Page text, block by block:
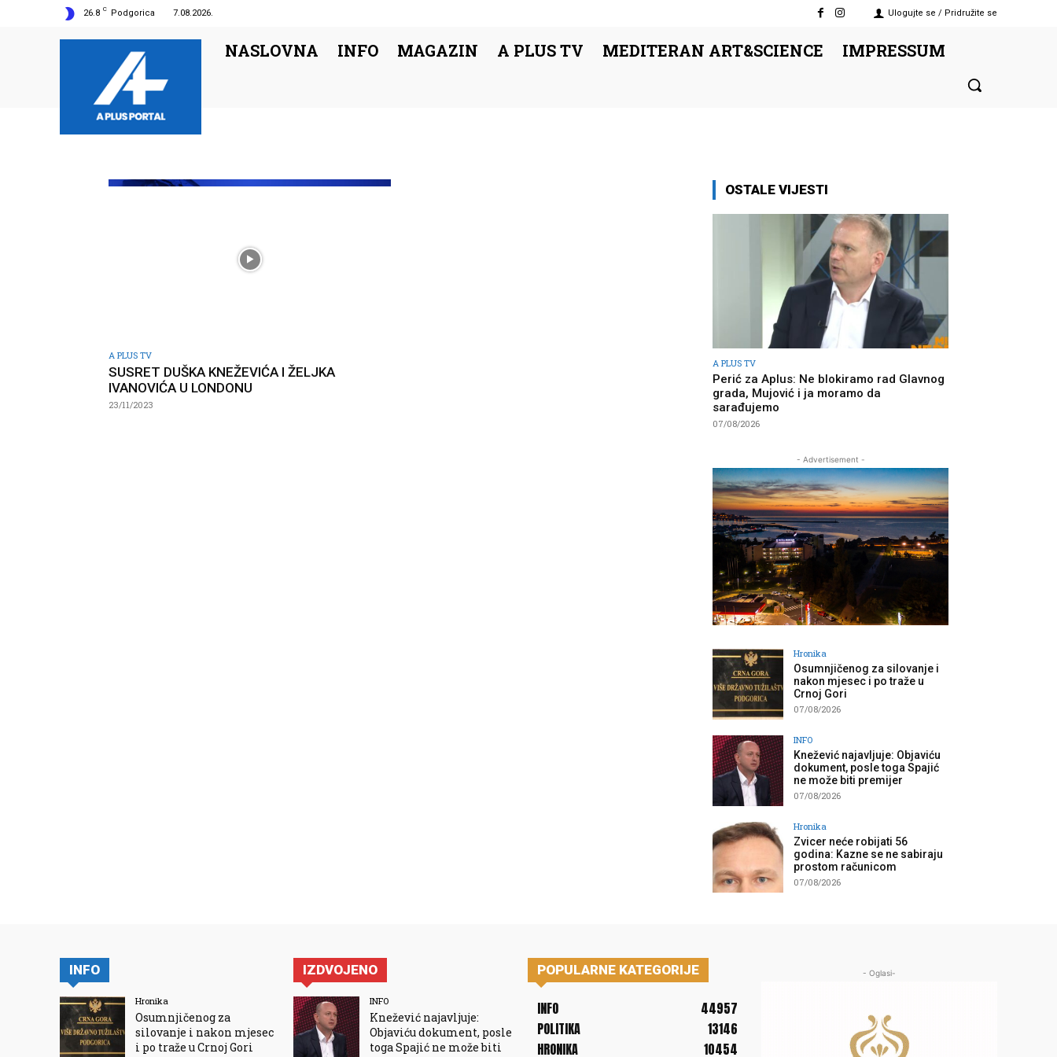
26.8 C Podgorica 7.08.2026. Ulogujte se / Pridružite se
NASLOVNA INFO MAGAZIN A PLUS TV MEDITERAN ART&SCIENCE IMPRESSUM
A PLUS TV
SUSRET DUŠKA KNEŽEVIĆA I ŽELJKA
IVANOVIĆA U LONDONU
23/11/2023
OSTALE VIJESTI
A PLUS TV
Perić za Aplus: Ne blokiramo rad Glavnog
grada, Mujović i ja moramo da
sarađujemo
07/08/2026
- Advertisement -
Hronika
Osumnjičenog za silovanje i
nakon mjesec i po traže u
Crnoj Gori
07/08/2026
INFO
Knežević najavljuje: Objaviću
dokument, posle toga Spajić
ne može biti premijer
07/08/2026
Hronika
Zvicer neće robijati 56
godina: Kazne se ne sabiraju
prostom računicom
07/08/2026
INFO
Hronika
Osumnjičenog za
silovanje i nakon mjesec
i po traže u Crnoj Gori
IZDVOJENO
INFO
Knežević najavljuje:
Objaviću dokument, posle
toga Spajić ne može biti
POPULARNE KATEGORIJE
INFO
44957
POLITIKA
13146
HRONIKA
10454
- Oglasi-